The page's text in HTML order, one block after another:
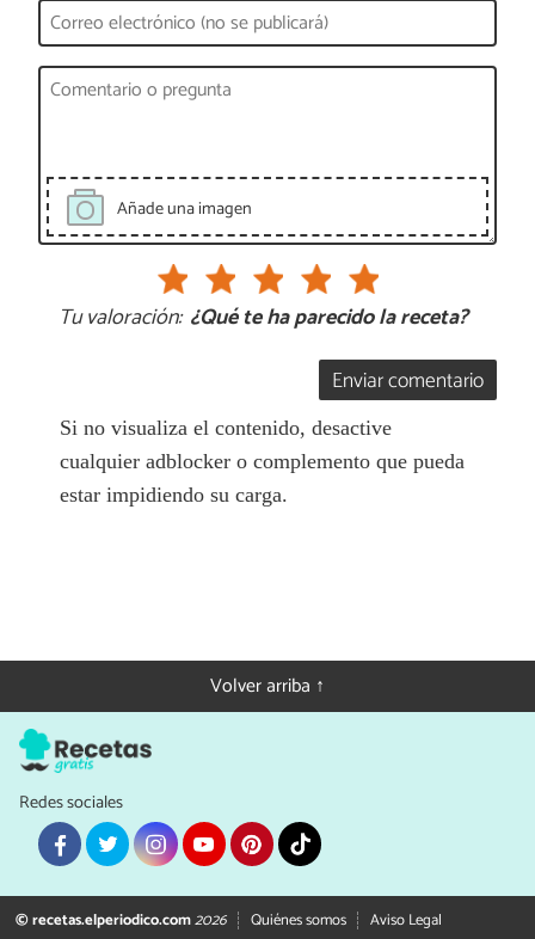
Añade una imagen
Tu valoración: ¿Qué te ha parecido la receta?
Enviar comentario
Si no visualiza el contenido, desactive
cualquier adblocker o complemento que pueda
estar impidiendo su carga.
Volver arriba ↑
Redes sociales
© recetas.elperiodico.com2026 Quiénes somos
Aviso Legal